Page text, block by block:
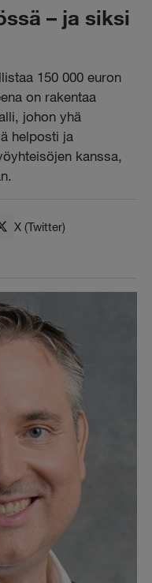
– ja siksi
150 000 euron
on rakentaa
johon yhä
helposti ja
kanssa,
X (Twitter)